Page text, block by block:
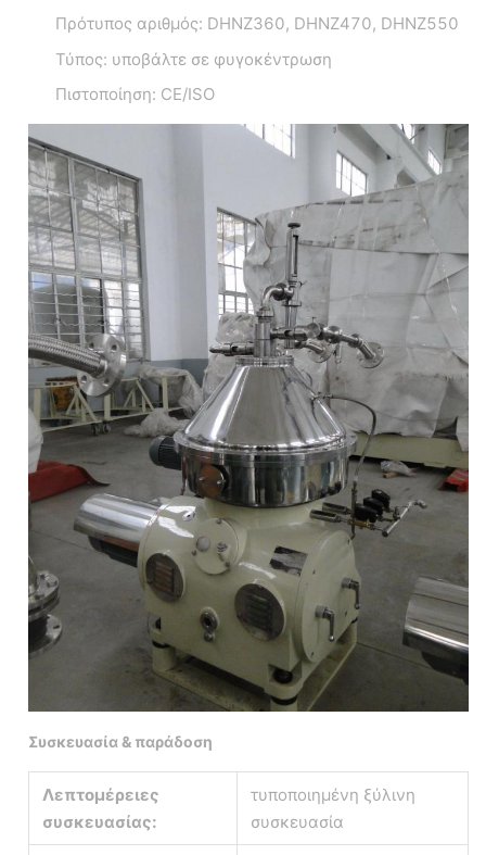
Πρότυπος αριθμός: DHNZ360, DHNZ470, DHNZ550
Τύπος: υποβάλτε σε φυγοκέντρωση
Πιστοποίηση: CE/ISO
Συσκευασία & παράδοση
Λεπτομέρειες
συσκευασίας:
τυποποιημένη ξύλινη
συσκευασία